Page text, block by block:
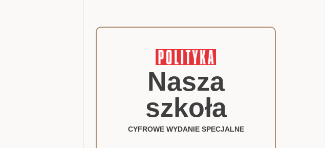
Nasza
szkoła
CYFROWE WYDANIE SPECJALNE